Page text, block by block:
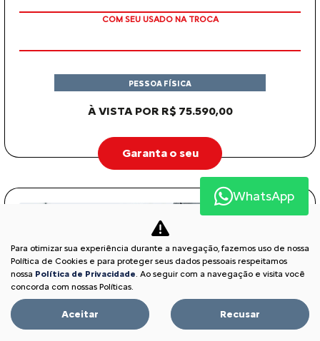
COM SEU USADO NA TROCA
À VISTA POR R$ 75.590,00
PESSOA FÍSICA
Garanta o seu
WhatsApp
Para otimizar sua experiência durante a navegação, fazemos uso de nossa
Política de Cookies e para proteger seus dados pessoais respeitamos
nossa Política de Privacidade. Ao seguir com a navegação e visita você
concorda com nossas Políticas.
Aceitar Recusar